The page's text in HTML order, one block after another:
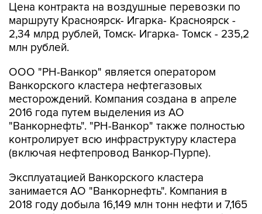
Цена контракта на воздушные перевозки по
маршруту Красноярск- Игарка- Красноярск -
2,34 млрд рублей, Томск- Игарка- Томск - 235,2
млн рублей.
ООО "РН-Ванкор" является оператором
Ванкорского кластера нефтегазовых
месторождений. Компания создана в апреле
2016 года путем выделения из АО
"Ванкорнефть". "РН-Ванкор" также полностью
контролирует всю инфраструктуру кластера
(включая нефтепровод Ванкор-Пурпе).
Эксплуатацией Ванкорского кластера
занимается АО "Ванкорнефть". Компания в
2018 году добыла 16,149 млн тонн нефти и 7,165